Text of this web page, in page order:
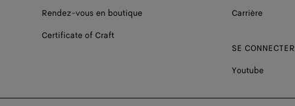
Rendez-vous en boutique
Certificate of Craft
Carrière
SE CONNECTER
Youtube